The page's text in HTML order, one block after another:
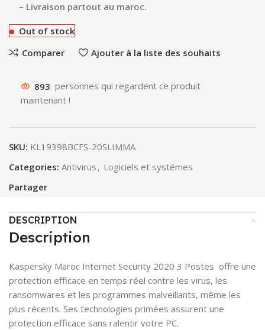
– Livraison partout au maroc.
Out of stock
Comparer
Ajouter à la liste des souhaits
893 personnes qui regardent ce produit
maintenant !
SKU: KL19398BCFS-20SLIMMA
Categories: Antivirus , Logiciels et systémes
Partager
DESCRIPTION
Description
Kaspersky Maroc Internet Security 2020 3 Postes offre une
protection efficace en temps réel contre les virus, les
ransomwares et les programmes malveillants, même les
plus récents. Ses technologies primées assurent une
protection efficace sans ralentir votre PC.